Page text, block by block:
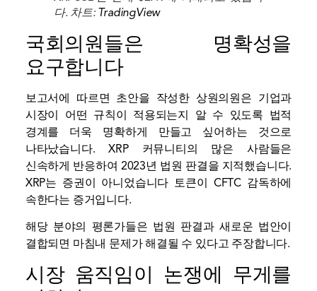
다. 차트: TradingView
국회의원들은 명확성을
요구합니다
보고서에 따르면 초안을 작성한 상원의원은 기업과
시장이 어떤 규칙이 적용되는지 알 수 있도록 법적
경계를 더욱 명확하게 만들고 싶어하는 것으로
나타났습니다. XRP 커뮤니티의 많은 사람들은
신속하게 반응하여 2023년 법원 판결을 지적했습니다.
XRP는 증권이 아니었습니다 토큰이 CFTC 감독하에
속한다는 증거입니다.
해당 분야의 평론가들은 법원 판결과 새로운 법안이
결합되면 마침내 문제가 해결될 수 있다고 주장합니다.
시장 움직임이 논쟁에 무게를